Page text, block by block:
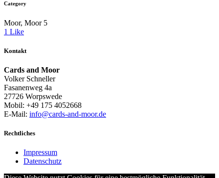
Category
Moor, Moor 5
1 Like
Kontakt
Cards and Moor
Volker Schneller
Fasanenweg 4a
27726 Worpswede
Mobil: +49 175 4052668
E-Mail: info@cards-and-moor.de
Rechtliches
Impressum
Datenschutz